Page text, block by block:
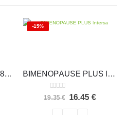
Bipros Próstata Intersa 80 cápsulas
-15%
BIMENOPAUSE PLUS Intersa
0 out of 5
19.35€ El
16.45€El